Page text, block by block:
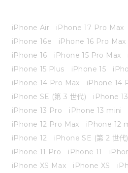
iPhone Air iPhone 17 Pro Max
iPhone 16e
iPhone 16 Pro Max
iPhone 16
iPhone 15 Pro Max
iPhone 15 Plus
iPhone 15
iPhone 14 Pro Max
iPhone 14
iPhone SE (第 3 世代)
iPhone
iPhone 13 Pro
iPhone 13 mini
iPhone 12 Pro Max
iPhone 12
iPhone 12
iPhone SE (第 2 世代)
iPhone 11 Pro
iPhone 11
iPhone XS Max
iPhone XS